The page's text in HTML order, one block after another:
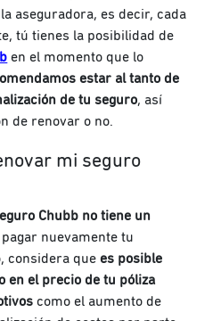
aseguradora, es decir, cada
tú tienes la posibilidad de
en el momento que lo
estar al tanto de
de tu seguro, así
de renovar o no.
mi seguro
Chubb no tiene un
nuevamente tu
considera quees posible
en el precio de tu póliza
como el aumento de